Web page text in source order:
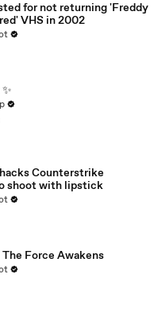
for not returning 'Freddy
VHS in 2002
Counterstrike
shoot with lipstick
Force Awakens